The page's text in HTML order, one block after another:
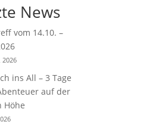
News
vom 14.10. –
2026
ins All – 3 Tage
auf der
Höhe